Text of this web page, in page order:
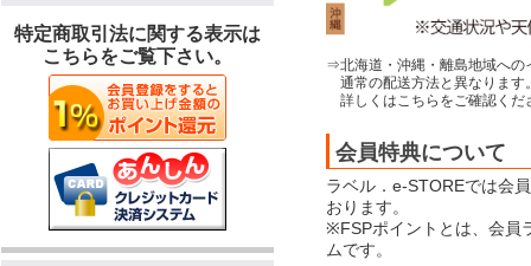
特定商取引法に関する表示は
こちらをご覧下さい。
⇒北海道・沖縄・離島地域への
通常の配送方法と異なります
詳しくはこちらをご確認くだ
会員特典について
ラベル．e-STOREでは会
おります。
※FSPポイントとは、会員
ムです。